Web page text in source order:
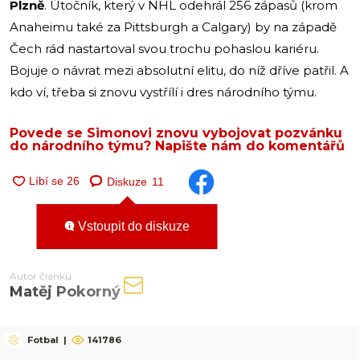
Plzně. Útočník, který v NHL odehrál 256 zápasů (krom
Anaheimu také za Pittsburgh a Calgary) by na západě
Čech rád nastartoval svou trochu pohaslou kariéru.
Bojuje o návrat mezi absolutní elitu, do níž dříve patřil. A
kdo ví, třeba si znovu vystřílí i dres národního týmu.
Povede se Simonovi znovu vybojovat pozvánku
do národního týmu? Napište nám do komentářů
Diskuze 11
Vstoupit do diskuze
Autor článku
Matěj Pokorný
Fotbal | 141786